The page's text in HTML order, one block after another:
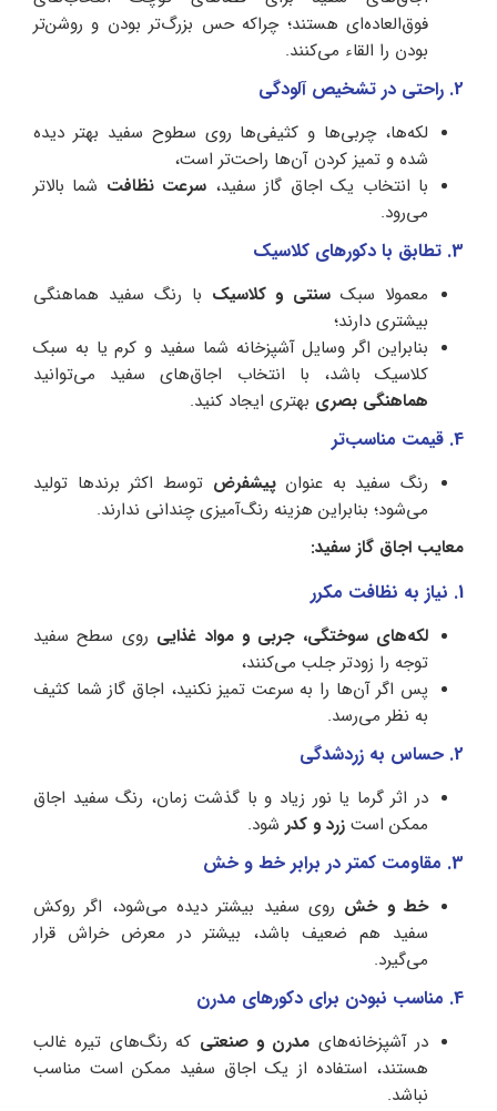
فوق‌العاده‌ای هستند؛ چراکه حس بزرگ‌تر بودن و روشن‌تر
بودن را القاء می‌کنند.
2. راحتی در تشخیص آلودگی
لکه‌ها، چربی‌ها و کثیفی‌ها روی سطوح سفید بهتر دیده
شده و تمیز کردن آن‌ها راحت‌تر است،
با انتخاب یک اجاق گاز سفید، سرعت نظافت شما بالاتر
می‌رود.
3. تطابق با دکورهای کلاسیک
معمولا سبک سنتی و کلاسیک با رنگ سفید هماهنگی
بیشتری دارند؛
بنابراین اگر وسایل آشپزخانه شما سفید و کرم یا به سبک
کلاسیک باشد، با انتخاب اجاق‌های سفید می‌توانید
هماهنگی بصری بهتری ایجاد کنید.
4. قیمت مناسب‌تر
رنگ سفید به عنوانپیشفرض توسط اکثر برندها تولید
می‌شود؛ بنابراین هزینه رنگ‌آمیزی چندانی ندارند.
معایب اجاق گاز سفید:
1. نیاز به نظافت مکرر
لکه‌های سوختگی، جربی و مواد غذایی روی سطح سفید
توجه را زودتر جلب می‌کنند،
پس اگر آن‌ها را به سرعت تمیز نکنید، اجاق گاز شما کثیف
به نظر می‌رسد.
2. حساس به زردشدگی
در اثر گرما یا نور زیاد و با گذشت زمان، رنگ سفید اجاق
ممکن است زرد و کدر شود.
3. مقاومت کمتر در برابر خط و خش
خط و خش روی سفید بیشتر دیده می‌شود، اگر روکش
سفید هم ضعیف باشد، بیشتر در معرض خراش قرار
می‌گیرد.
4. مناسب نبودن برای دکورهای مدرن
در آشپزخانه‌های مدرن و صنعتی که رنگ‌های تیره غالب
هستند، استفاده از یک اجاق سفید ممکن است مناسب
نباشد.